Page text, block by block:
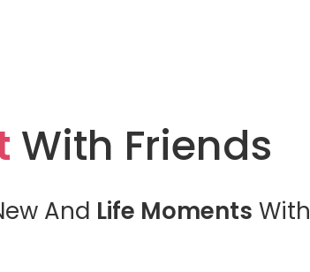
With Friends
And Life Moments With